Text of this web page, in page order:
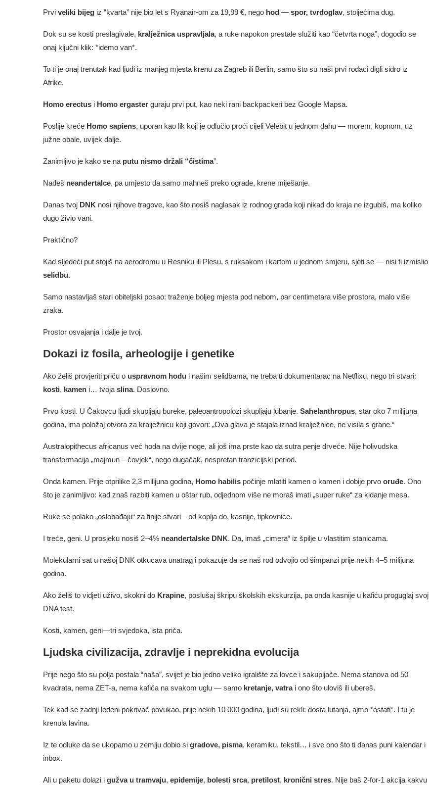
Prvi veliki bijeg iz “kvarta” nije bio let s Ryanair‑om za 19,99 €, nego hod — spor, tvrdoglav, stoljećima dug.
Dok su se kosti preslagivale, kralježnica uspravljala, a ruke napokon prestale služiti kao “četvrta noga”, dogodio se
onaj ključni klik: *idemo van*.
To ti je onaj trenutak kad ljudi iz manjeg mjesta krenu za Zagreb ili Berlin, samo što su naši prvi rođaci digli sidro iz
Afrike.
Homo erectus i Homo ergaster guraju prvi put, kao neki rani backpackeri bez Google Mapsa.
Poslije kreće Homo sapiens, uporan kao lik koji je odlučio proći cijeli Velebit u jednom dahu — morem, kopnom, uz
južne obale, uvijek dalje.
Zanimljivo je kako se na putu nismo držali “čistima”.
Nađeš neandertalce, pa umjesto da samo mahneš preko ograde, krene miješanje.
Danas tvoj DNK nosi njihove tragove, kao što nosiš naglasak iz rodnog grada koji nikad do kraja ne izgubiš, ma koliko
dugo živio vani.
Praktično?
Kad sljedeći put stojiš na aerodromu u Resniku ili Plesu, s ruksakom i kartom u jednom smjeru, sjeti se — nisi ti izmislio
selidbu.
Samo nastavljaš stari obiteljski posao: traženje boljeg mjesta pod nebom, par centimetara više prostora, malo više
zraka.
Prostor osvajanja i dalje je tvoj.
Dokazi iz fosila, arheologije i genetike
Ako želiš provjeriti priču o uspravnom hodu i našim selidbama, ne treba ti dokumentarac na Netflixu, nego tri stvari:
kosti, kamen i… tvoja slina. Doslovno.
Prvo kosti. U Čakovcu ljudi skupljaju bureke, paleoantropolozi skupljaju lubanje. Sahelanthropus, star oko 7 milijuna
godina, ima položaj otvora za kralježnicu koji govori: „Ova glava je stajala iznad kralježnice, ne visila s grane.“
Australopithecus africanus već hoda na dvije noge, ali još ima prste kao da sutra penje drveće. Nije holivudska
transformacija „majmun – čovjek“, nego dugačak, nespretan tranzicijski period.
Onda kamen. Prije otprilike 2,3 milijuna godina, Homo habilis počinje mlatiti kamen o kamen i dobije prvo oruđe. Ono
što je zanimljivo: kad znaš razbiti kamen u oštar rub, odjednom više ne moraš imati „super ruke“ za kidanje mesa.
Ruke se polako „oslobađaju“ za finije stvari—od koplja do, kasnije, tipkovnice.
I treće, geni. U prosjeku nosiš 2–4% neandertalske DNK. Da, imaš „cimera“ iz špilje u vlastitim stanicama.
Molekularni sat u našoj DNK otkucava unatrag i pokazuje da se naš rod odvojio od šimpanzi prije nekih 4–5 milijuna
godina.
Ako želiš to vidjeti uživo, skokni do Krapine, poslušaj škripu školskih ekskurzija, pa onda kasnije u kafiću proguglaj svoj
DNA test.
Kosti, kamen, geni—tri svjedoka, ista priča.
Ljudska civilizacija, zdravlje i neprekidna evolucija
Prije nego što su polja postala “naša”, svijet je bio jedno veliko igralište za lovce i sakupljače. Nema stanova od 50
kvadrata, nema ZET-a, nema kafića na svakom uglu — samo kretanje, vatrai ono što uloviš ili ubereš.
Tek kad se zadnji ledeni pokrivač povukao, prije nekih 10 000 godina, ljudi su rekli: dosta lutanja, ajmo *ostati*. I tu je
krenula lavina.
Iz te odluke da se ukopamo u zemlju dobio si gradove, pisma, keramiku, tekstil… i sve ono što ti danas puni kalendar i
inbox.
Ali u paketu dolazi i gužva u tramvaju, epidemije, bolesti srca, pretilost, kronični stres. Nije baš 2-for-1 akcija kakvu